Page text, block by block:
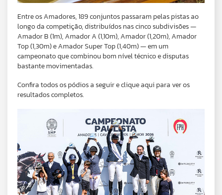
Entre os Amadores, 189 conjuntos passaram pelas pistas ao
longo da competição, distribuídos nas cinco subdivisões —
Amador B (1m), Amador A (1,10m), Amador (1,20m), Amador
Top (1,30m) e Amador Super Top (1,40m) — em um
campeonato que combinou bom nível técnico e disputas
bastante movimentadas.
Confira todos os pódios a seguir e clique aqui para ver os
resultados completos.